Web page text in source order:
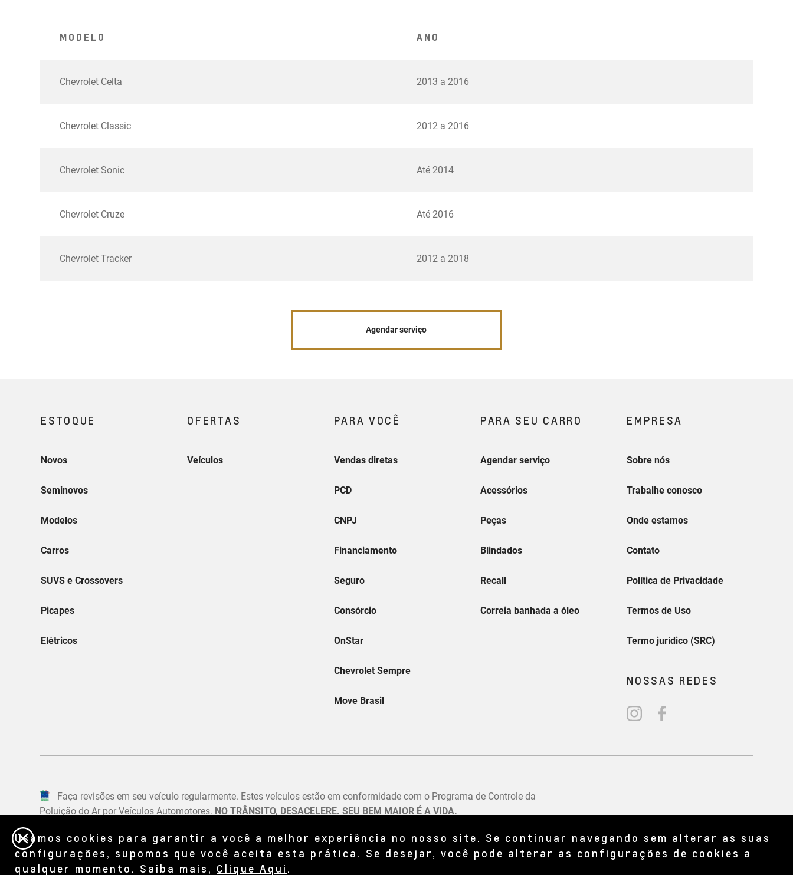
MODELO ANO
Chevrolet Celta 2013 a 2016
Chevrolet Classic 2012 a 2016
Chevrolet Sonic Até 2014
Chevrolet Cruze Até 2016
Chevrolet Tracker 2012 a 2018
Agendar serviço
Usamos cookies para garantir a você a melhor experiência no nosso site. Se continuar navegando sem alterar as suas
configurações, supomos que você aceita esta prática. Se desejar, você pode alterar as configurações de cookies a
qualquer momento. Saiba mais, Clique Aqui .